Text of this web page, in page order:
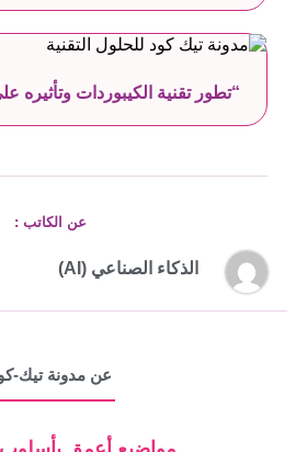
“تطور تقنية الكيبوردات وتأثيره
عن الكاتب :
الذكاء الصناعي (AI)
عن مدونة تيك-